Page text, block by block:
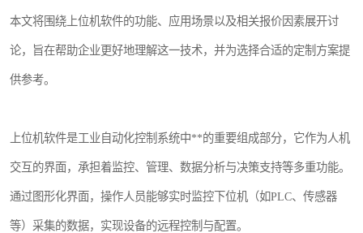
本文将围绕上位机软件的功能、应用场景以及相关报价因素展开讨
论，旨在帮助企业更好地理解这一技术，并为选择合适的定制方案提
供参考。
上位机软件是工业自动化控制系统中**的重要组成部分，它作为人机
交互的界面，承担着监控、管理、数据分析与决策支持等多重功能。
通过图形化界面，操作人员能够实时监控下位机（如PLC、传感器
等）采集的数据，实现设备的远程控制与配置。
WCS仓储物流上位机软件
WMS立体仓库上位机软件